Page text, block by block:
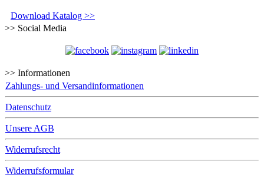
Download Katalog >>
>> Social Media
>> Informationen
Zahlungs- und Versandinformationen
Datenschutz
Unsere AGB
Widerrufsrecht
Widerrufsformular